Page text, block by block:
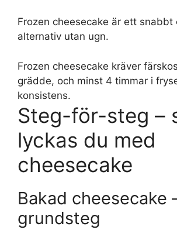
Frozen cheesecake är ett snabbt
alternativ utan ugn.
Frozen cheesecake kräver
grädde, och minst 4 timmar i
konsistens.
Steg-för-steg –
lyckas du med
cheesecake
Bakad cheesecake
grundsteg